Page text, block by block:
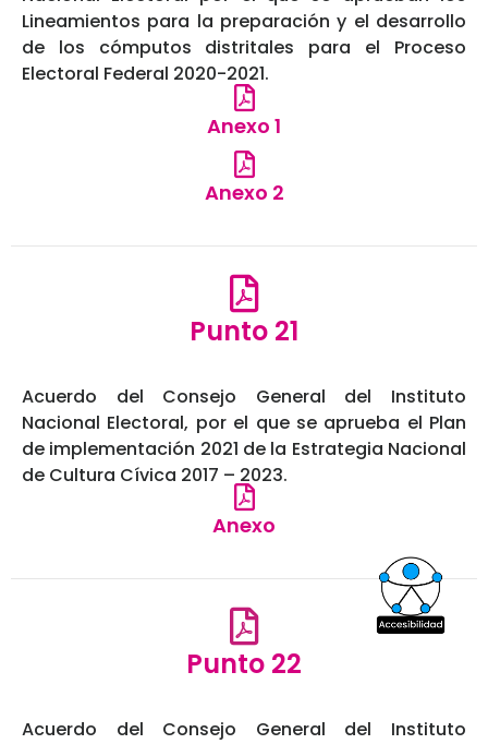
Lineamientos para la preparación y el desarrollo
de los cómputos distritales para el Proceso
Electoral Federal 2020-2021.
Anexo 1
Anexo 2
Punto 21
Acuerdo del Consejo General del Instituto
Nacional Electoral, por el que se aprueba el Plan
de implementación 2021 de la Estrategia Nacional
de Cultura Cívica 2017 – 2023.
Anexo
Punto 22
Acuerdo del Consejo General del Instituto